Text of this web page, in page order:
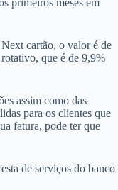
cartão, o valor é de
que é de 9,9%
assim como das
para os clientes que
fatura, pode ter que
de serviços do banco